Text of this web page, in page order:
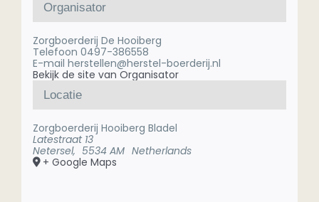
Locatie
Zorgboerderij Hooiberg Bladel
Latestraat 13
Netersel, 5534 AM Netherlands
+ Google Maps
Organisator
Zorgboerderij De Hooiberg
Telefoon 0497-386558
E-mail herstellen@herstel-boerderij.nl
Bekijk de site van Organisator